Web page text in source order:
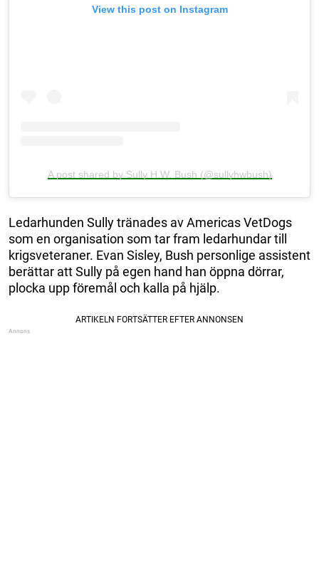
View this post on Instagram
A post shared by Sully H.W. Bush (@sullyhwbush)
Ledarhunden Sully tränades av Americas VetDogs
som en organisation som tar fram ledarhundar till
krigsveteraner. Evan Sisley, Bush personlige assistent
berättar att Sully på egen hand han öppna dörrar,
plocka upp föremål och kalla på hjälp.